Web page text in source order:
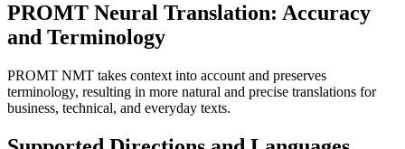
PROMT Neural Translation: Accuracy
and Terminology
PROMT NMT takes context into account and preserves
terminology, resulting in more natural and precise translations for
business, technical, and everyday texts.